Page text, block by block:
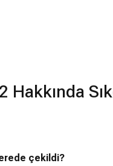
Hakkında
çekildi?